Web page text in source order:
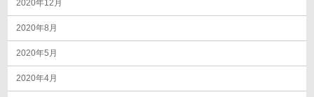
2020年12月
2020年8月
2020年5月
2020年4月